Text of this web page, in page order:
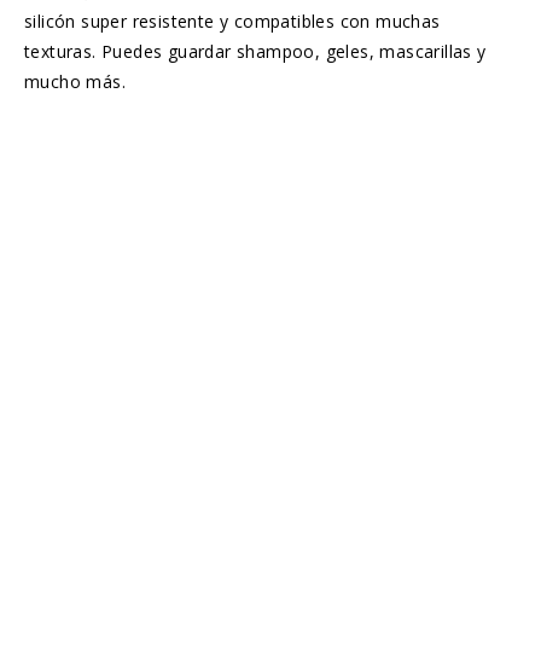
silicón super resistente y compatibles con muchas
texturas. Puedes guardar shampoo, geles, mascarillas y
mucho más.